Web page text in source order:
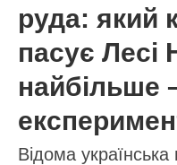
руда: який
пасує Лесі
найбільше
Відома українська